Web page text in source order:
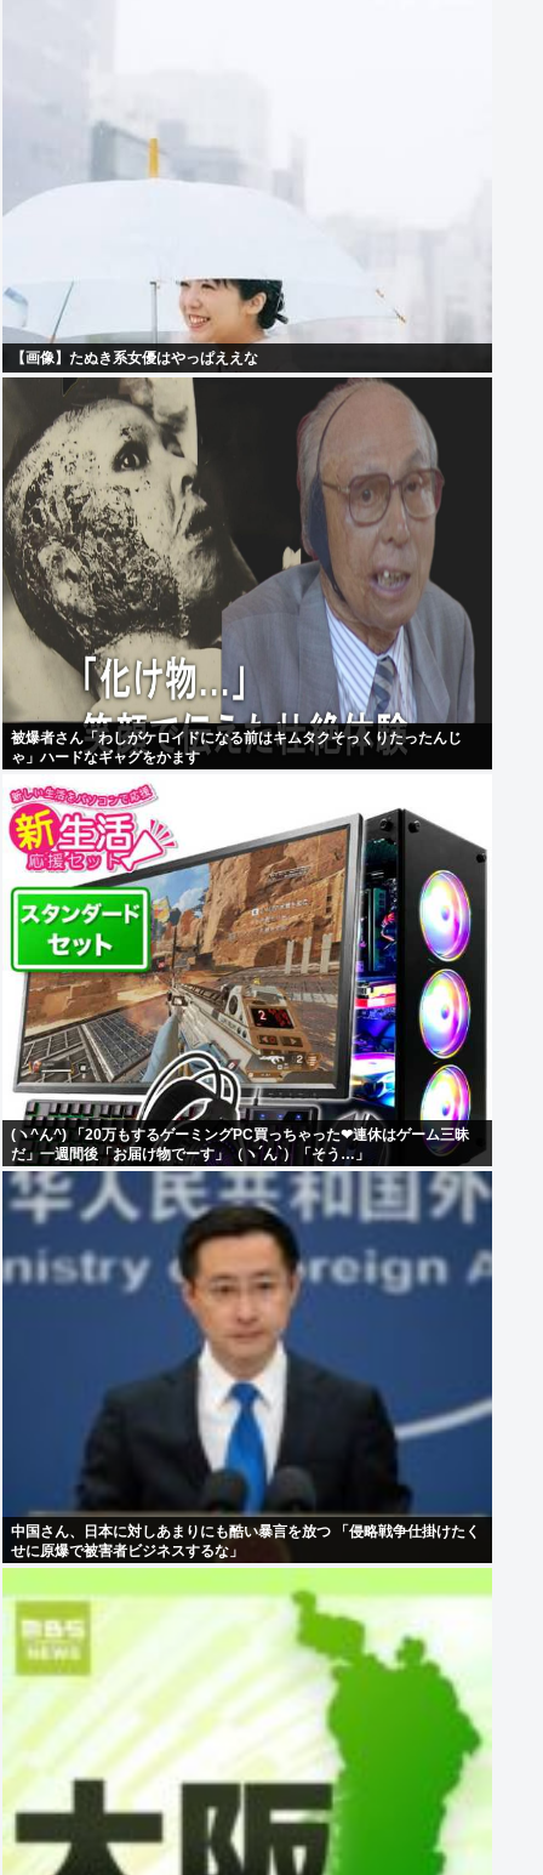
【画像】たぬき系女優はやっぱええな
被爆者さん「わしがケロイドになる前はキムタクそっくりたったんじ
ゃ」ハードなギャグをかます
(ヽ^ん^) 「20万もするゲーミングPC買っちゃった❤連休はゲーム三昧
だ」一週間後「お届け物でーす」（ヽ´ん`）「そう…」
中国さん、日本に対しあまりにも酷い暴言を放つ 「侵略戦争仕掛けたく
せに原爆で被害者ビジネスするな」